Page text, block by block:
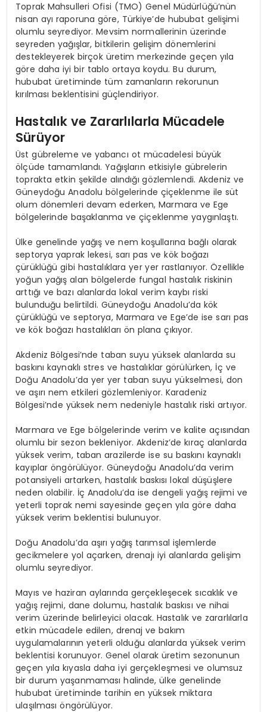
Toprak Mahsulleri Ofisi (TMO) Genel Müdürlüğü’nün
nisan ayı raporuna göre, Türkiye’de hububat gelişimi
olumlu seyrediyor. Mevsim normallerinin üzerinde
seyreden yağışlar, bitkilerin gelişim dönemlerini
destekleyerek birçok üretim merkezinde geçen yıla
göre daha iyi bir tablo ortaya koydu. Bu durum,
hububat üretiminde tüm zamanların rekorunun
kırılması beklentisini güçlendiriyor.
Hastalık ve Zararlılarla Mücadele
Sürüyor
Üst gübreleme ve yabancı ot mücadelesi büyük
ölçüde tamamlandı. Yağışların etkisiyle gübrelerin
toprakta etkin şekilde alındığı gözlemlendi. Akdeniz ve
Güneydoğu Anadolu bölgelerinde çiçeklenme ile süt
olum dönemleri devam ederken, Marmara ve Ege
bölgelerinde başaklanma ve çiçeklenme yaygınlaştı.
Ülke genelinde yağış ve nem koşullarına bağlı olarak
septorya yaprak lekesi, sarı pas ve kök boğazı
çürüklüğü gibi hastalıklara yer yer rastlanıyor. Özellikle
yoğun yağış alan bölgelerde fungal hastalık riskinin
arttığı ve bazı alanlarda lokal verim kaybı riski
bulunduğu belirtildi. Güneydoğu Anadolu’da kök
çürüklüğü ve septorya, Marmara ve Ege’de ise sarı pas
ve kök boğazı hastalıkları ön plana çıkıyor.
Akdeniz Bölgesi’nde taban suyu yüksek alanlarda su
baskını kaynaklı stres ve hastalıklar görülürken, İç ve
Doğu Anadolu’da yer yer taban suyu yükselmesi, don
ve aşırı nem etkileri gözlemleniyor. Karadeniz
Bölgesi’nde yüksek nem nedeniyle hastalık riski artıyor.
Marmara ve Ege bölgelerinde verim ve kalite açısından
olumlu bir sezon bekleniyor. Akdeniz’de kıraç alanlarda
yüksek verim, taban arazilerde ise su baskını kaynaklı
kayıplar öngörülüyor. Güneydoğu Anadolu’da verim
potansiyeli artarken, hastalık baskısı lokal düşüşlere
neden olabilir. İç Anadolu’da ise dengeli yağış rejimi ve
yeterli toprak nemi sayesinde geçen yıla göre daha
yüksek verim beklentisi bulunuyor.
Doğu Anadolu’da aşırı yağış tarımsal işlemlerde
gecikmelere yol açarken, drenajı iyi alanlarda gelişim
olumlu seyrediyor.
Mayıs ve haziran aylarında gerçekleşecek sıcaklık ve
yağış rejimi, dane dolumu, hastalık baskısı ve nihai
verim üzerinde belirleyici olacak. Hastalık ve zararlılarla
etkin mücadele edilen, drenaj ve bakım
uygulamalarının yeterli olduğu alanlarda yüksek verim
beklentisi korunuyor. Genel olarak üretim sezonunun
geçen yıla kıyasla daha iyi gerçekleşmesi ve olumsuz
bir durum yaşanmaması halinde, ülke genelinde
hububat üretiminde tarihin en yüksek miktara
ulaşılması öngörülüyor.